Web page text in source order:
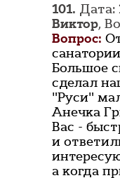
101. Дата:
Виктор,
Вопрос:
Большое
сделал
"Руси"
Анечка
Вас -
и
а когда